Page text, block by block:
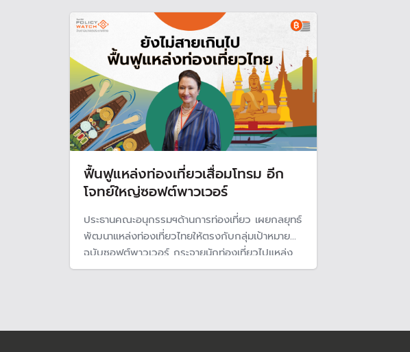
ฟื้นฟูแหล่งท่องเที่ยวเสื่อมโทรม อีก
โจทย์ใหญ่ซอฟต์พาวเวอร์
ประธานคณะอนุกรรมฯด้านการท่องเที่ยว เผยกลยุทธ์
พัฒนาแหล่งท่องเที่ยวไทยให้ตรงกับกลุ่มเป้าหมาย
ฉบับซอฟต์พาวเวอร์ กระจายนักท่องเที่ยวไปแหล่ง
อื่น ๆ ยกระดับสินค้าท้องถิ่นให้น่าดึงดูด ยอมรับ